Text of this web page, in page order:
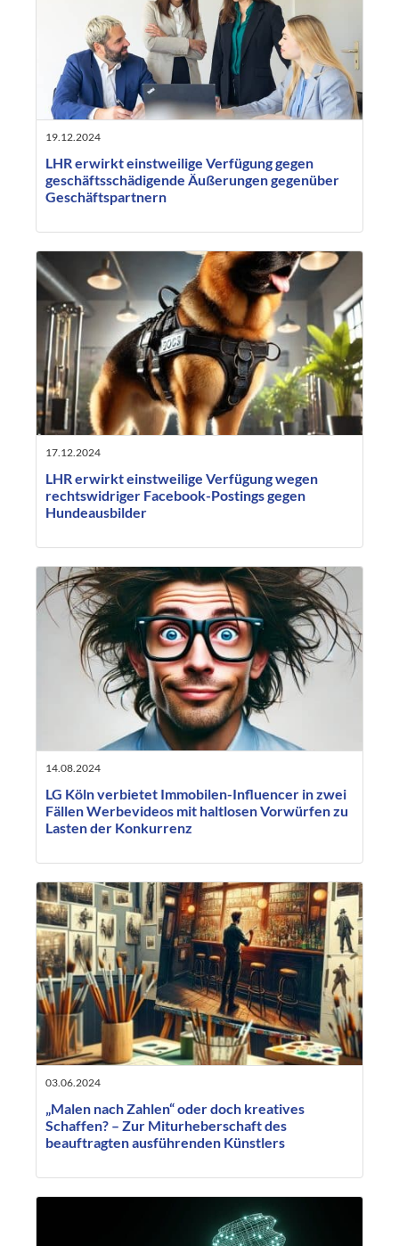
19.12.2024
LHR erwirkt einstweilige Verfügung gegen
geschäftsschädigende Äußerungen gegenüber
Geschäftspartnern
17.12.2024
LHR erwirkt einstweilige Verfügung wegen
rechtswidriger Facebook-Postings gegen
Hundeausbilder
14.08.2024
LG Köln verbietet Immobilen-Influencer in zwei
Fällen Werbevideos mit haltlosen Vorwürfen zu
Lasten der Konkurrenz
03.06.2024
„Malen nach Zahlen“ oder doch kreatives
Schaffen? – Zur Miturheberschaft des
beauftragten ausführenden Künstlers